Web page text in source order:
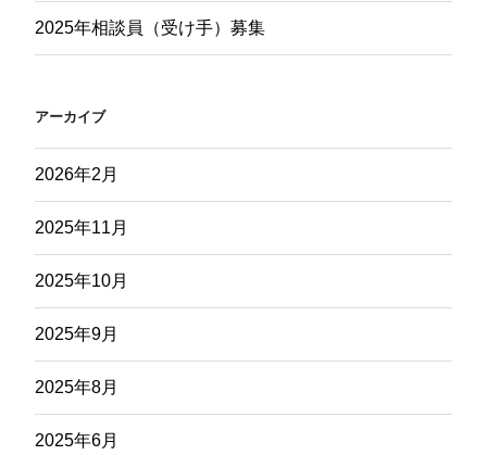
2025年相談員（受け手）募集
アーカイブ
2026年2月
2025年11月
2025年10月
2025年9月
2025年8月
2025年6月